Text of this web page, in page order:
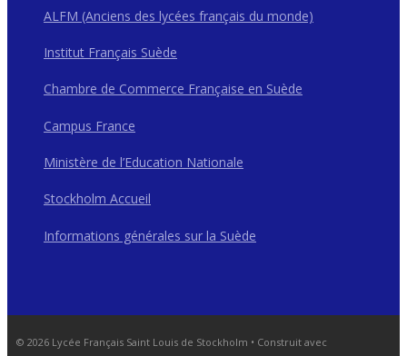
ALFM (Anciens des lycées français du monde)
Institut Français Suède
Chambre de Commerce Française en Suède
Campus France
Ministère de l’Education Nationale
Stockholm Accueil
Informations générales sur la Suède
© 2026 Lycée Français Saint Louis de Stockholm • Construit avec